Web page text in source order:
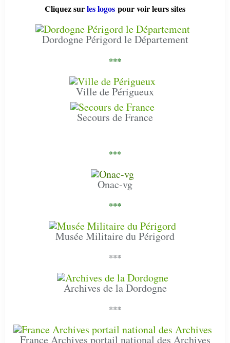
Cliquez surles logos pour voir leurs sites
Dordogne Périgord le Département
***
Ville de Périgueux
Secours de France
***
Onac-vg
***
Musée Militaire du Périgord
***
Archives de la Dordogne
***
France Archives portail national des Archives